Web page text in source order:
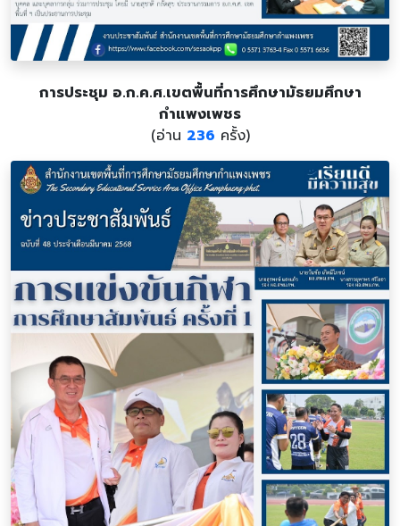
การประชุม อ.ก.ค.ศ.เขตพื้นที่การศึกษามัธยมศึกษา
กำแพงเพชร
(อ่าน 236 ครั้ง)